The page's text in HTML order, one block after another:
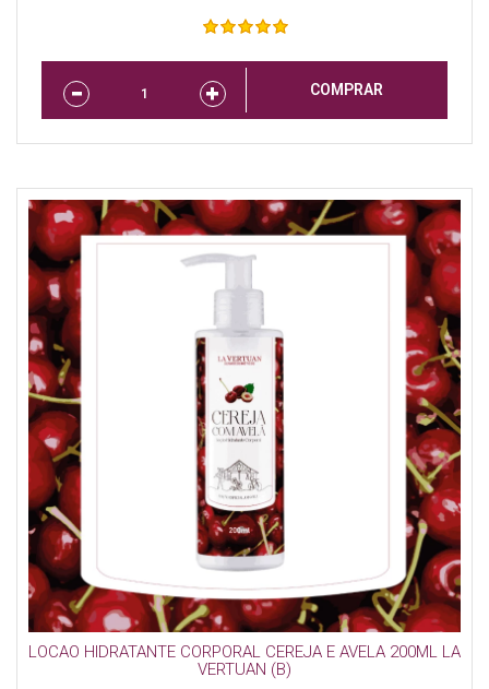
COMPRAR
LOCAO HIDRATANTE CORPORAL CEREJA E AVELA 200ML LA
VERTUAN (B)